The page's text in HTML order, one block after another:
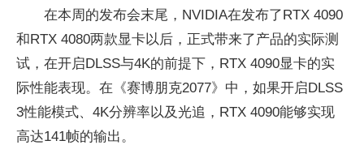
在本周的发布会末尾，NVIDIA在发布了RTX 4090
和RTX 4080两款显卡以后，正式带来了产品的实际测
试，在开启DLSS与4K的前提下，RTX 4090显卡的实
际性能表现。在《赛博朋克2077》中，如果开启DLSS
3性能模式、4K分辨率以及光追，RTX 4090能够实现
高达141帧的输出。